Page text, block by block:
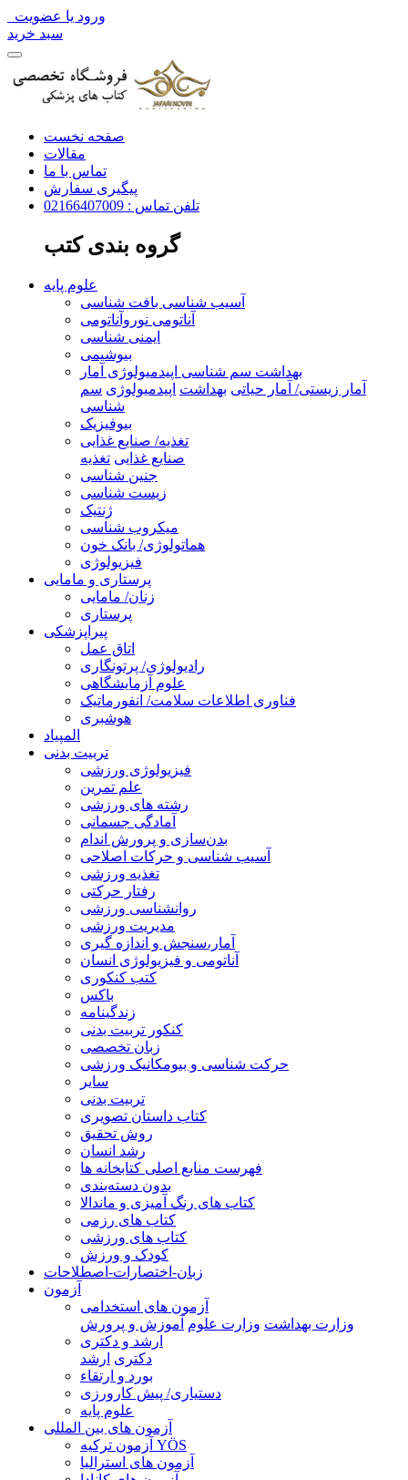
ورود یا عضویت
سبد خرید
صفحه نخست
مقالات
تماس با ما
پیگیری سفارش
تلفن تماس : 02166407009
گروه بندی کتب
علوم پایه
آسیب شناسی بافت شناسی
آناتومی نوروآناتومی
ایمنی شناسی
بیوشیمی
بهداشت سم شناسی اپیدمیولوژی آمار
آمار زیستی/ آمار حیاتی بهداشت اپیدمیولوژی سم
شناسی
بیوفیزیک
تغذیه/ صنایع غذایی
صنایع غذایی تغذیه
جنین شناسی
زیست شناسی
ژنتیک
میکروب شناسی
هماتولوژی/ بانک خون
فیزیولوژی
پرستاری و مامایی
زنان/ مامایی
پرستاری
پیراپزشکی
اتاق عمل
رادیولوژی/ پرتونگاری
علوم آزمایشگاهی
فناوری اطلاعات سلامت/ انفورماتیک
هوشبری
المپیاد
تربیت بدنی
فیزیولوژی ورزشی
علم تمرین
رشته های ورزشی
آمادگی جسمانی
بدن‌سازی و پرورش اندام
آسیب شناسی و حرکات اصلاحی
تغذیه ورزشی
رفتار حرکتی
روانشناسی ورزشی
مدیریت ورزشی
آمار،سنجش و اندازه گیری
آناتومی و فیزیولوژی انسان
کتب کنکوری
باکس
زندگینامه
کنکور تربیت بدنی
زبان تخصصی
حرکت شناسی و بیومکانیک ورزشی
سایر
تربیت بدنی
کتاب داستان تصویری
روش تحقیق
رشد انسان
فهرست منابع اصلی کتابخانه ها
بدون دسته‌بندی
کتاب های رنگ آمیزی و ماندالا
کتاب های رزمی
کتاب های ورزشی
کودک و ورزش
زبان-اختصارات-اصطلاحات
آزمون
آزمون های استخدامی
وزارت بهداشت وزارت علوم آموزش و پرورش
ارشد و دکتری
دکتری ارشد
بورد و ارتقاء
دستیاری/ پیش کارورزی
علوم پایه
آزمون های بین المللی
آزمون تركيه YÖS
آزمون های استرالیا